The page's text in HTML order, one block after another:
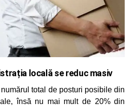
locală se reduc masiv
total de posturi posibile din
însă nu mai mult de 20% din